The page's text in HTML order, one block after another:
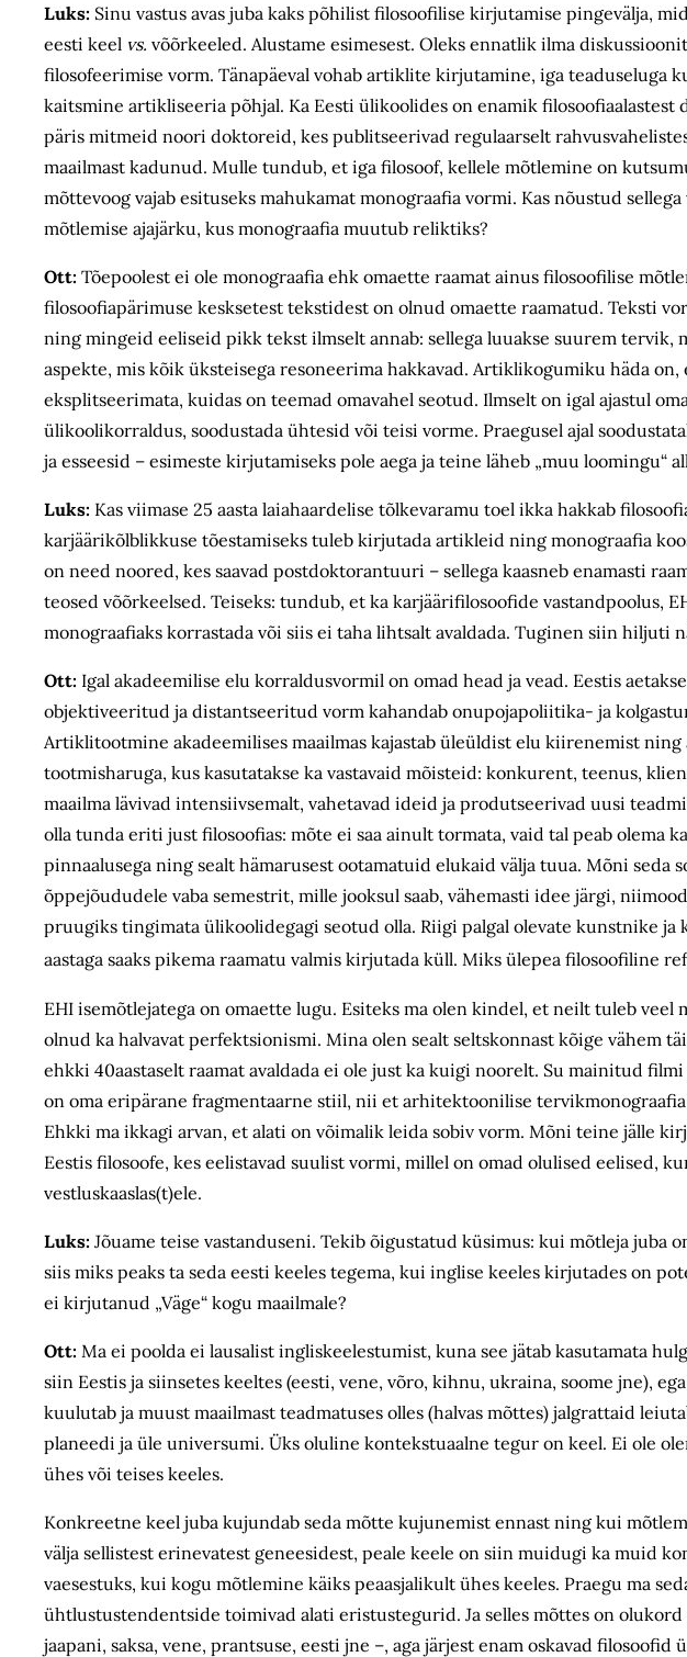
Luks: Sinu vastus avas juba kaks põhilist filosoofilise kirjutamise pingevälja,
eesti keel vs. võõrkeeled. Alustame esimesest. Oleks ennatlik ilma
filosofeerimise vorm. Tänapäeval vohab artiklite kirjutamine, iga teaduseluga
kaitsmine artikliseeria põhjal. Ka Eesti ülikoolides on enamik
päris mitmeid noori doktoreid, kes publitseerivad regulaarselt
maailmast kadunud. Mulle tundub, et iga filosoof, kellele mõtlemine on
mõttevoog vajab esituseks mahukamat monograafia vormi. Kas nõustud
mõtlemise ajajärku, kus monograafia muutub reliktiks?
Ott: Tõepoolest ei ole monograafia ehk omaette raamat ainus filosoofilise
filosoofiapärimuse kesksetest tekstidest on olnud omaette raamatud. Teksti
ning mingeid eeliseid pikk tekst ilmselt annab: sellega luuakse suurem tervik,
aspekte, mis kõik üksteisega resoneerima hakkavad. Artiklikogumiku häda
eksplitseerimata, kuidas on teemad omavahel seotud. Ilmselt on igal ajastul
ülikoolikorraldus, soodustada ühtesid või teisi vorme. Praegusel ajal
ja esseesid – esimeste kirjutamiseks pole aega ja teine läheb „muu loomingu“
Luks: Kas viimase 25 aasta laiahaardelise tõlkevaramu toel ikka hakkab
karjäärikõlblikkuse tõestamiseks tuleb kirjutada artikleid ning monograafia
on need noored, kes saavad postdoktorantuuri – sellega kaasneb enamasti
teosed võõrkeelsed. Teiseks: tundub, et ka karjäärifilosoofide vastandpoolus,
monograafiaks korrastada või siis ei taha lihtsalt avaldada. Tuginen siin hiljuti
Ott: Igal akadeemilise elu korraldusvormil on omad head ja vead. Eestis
objektiveeritud ja distantseeritud vorm kahandab onupojapoliitika- ja
Artiklitootmine akadeemilises maailmas kajastab üleüldist elu kiirenemist
tootmisharuga, kus kasutatakse ka vastavaid mõisteid: konkurent, teenus,
maailma lävivad intensiivsemalt, vahetavad ideid ja produtseerivad uusi
olla tunda eriti just filosoofias: mõte ei saa ainult tormata, vaid tal peab olema
pinnaalusega ning sealt hämarusest ootamatuid elukaid välja tuua. Mõni seda
õppejõududele vaba semestrit, mille jooksul saab, vähemasti idee järgi,
pruugiks tingimata ülikoolidegagi seotud olla. Riigi palgal olevate kunstnike ja
aastaga saaks pikema raamatu valmis kirjutada küll. Miks ülepea filosoofiline
EHI isemõtlejatega on omaette lugu. Esiteks ma olen kindel, et neilt tuleb
olnud ka halvavat perfektsionismi. Mina olen sealt seltskonnast kõige vähem
ehkki 40aastaselt raamat avaldada ei ole just ka kuigi noorelt. Su mainitud
on oma eripärane fragmentaarne stiil, nii et arhitektoonilise
Ehkki ma ikkagi arvan, et alati on võimalik leida sobiv vorm. Mõni teine jälle
Eestis filosoofe, kes eelistavad suulist vormi, millel on omad olulised eelised,
vestluskaaslas(t)ele.
Luks: Jõuame teise vastanduseni. Tekib õigustatud küsimus: kui mõtleja juba
siis miks peaks ta seda eesti keeles tegema, kui inglise keeles kirjutades on
ei kirjutanud „Väge“ kogu maailmale?
Ott: Ma ei poolda ei lausalist ingliskeelestumist, kuna see jätab kasutamata
siin Eestis ja siinsetes keeltes (eesti, vene, võro, kihnu, ukraina, soome jne),
kuulutab ja muust maailmast teadmatuses olles (halvas mõttes) jalgrattaid
planeedi ja üle universumi. Üks oluline kontekstuaalne tegur on keel. Ei ole
ühes või teises keeles.
Konkreetne keel juba kujundab seda mõtte kujunemist ennast ning kui
välja sellistest erinevatest geneesidest, peale keele on siin muidugi ka muid
vaesestuks, kui kogu mõtlemine käiks peaasjalikult ühes keeles. Praegu ma
ühtlustustendentside toimivad alati eristustegurid. Ja selles mõttes on
jaapani, saksa, vene, prantsuse, eesti jne –, aga järjest enam oskavad